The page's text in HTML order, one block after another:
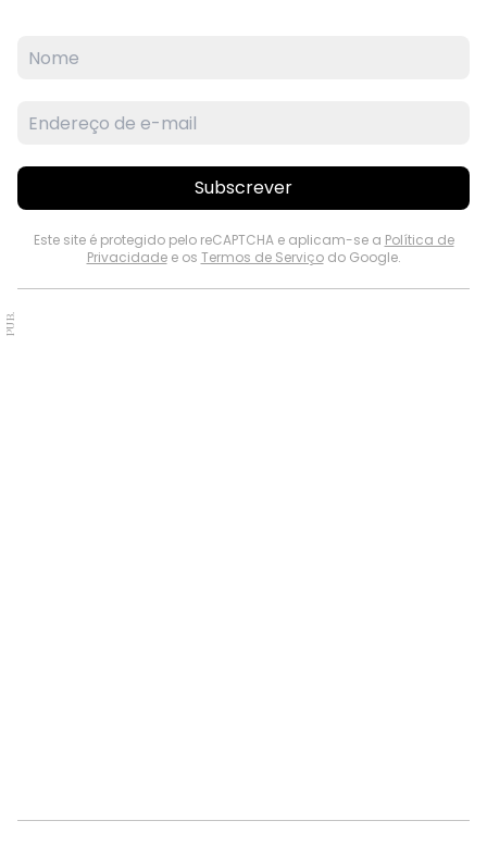
Subscrever
Este site é protegido pelo reCAPTCHA e aplicam-se a Política de
Privacidadee os Termos de Serviçodo Google.
PUB.